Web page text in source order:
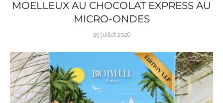
MOELLEUX AU CHOCOLAT EXPRESS AU
MICRO-ONDES
29 juillet 2026